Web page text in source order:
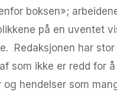
boksen»;
på en uventet
Redaksjonen har
som ikke er redd for
hendelser som